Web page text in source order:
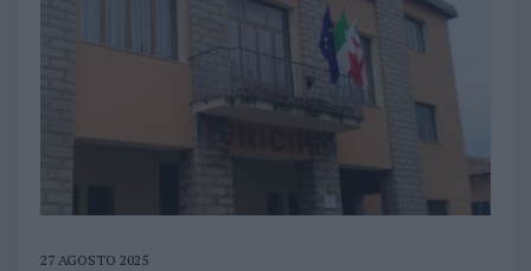
27 AGOSTO 2025